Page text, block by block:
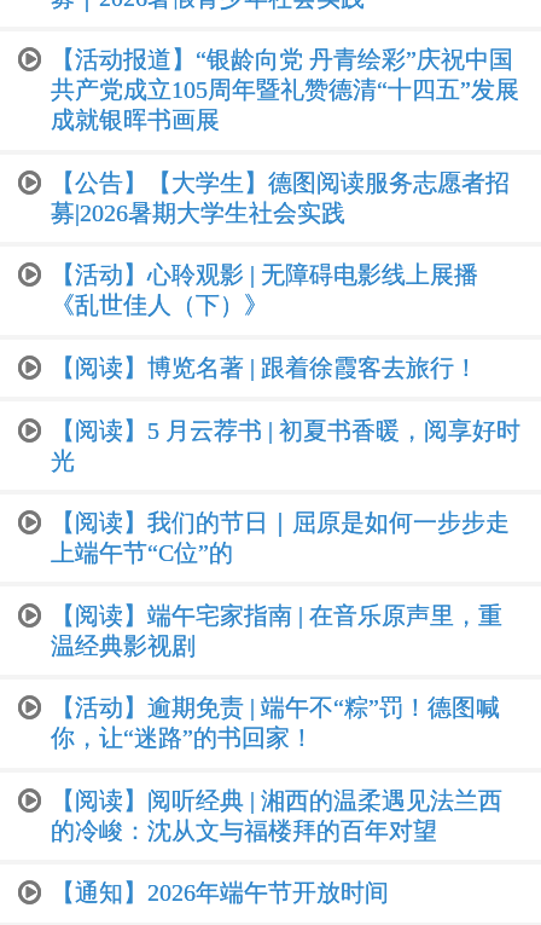
【活动报道】“银龄向党 丹青绘彩”庆祝中国
共产党成立105周年暨礼赞德清“十四五”发展
成就银晖书画展
【公告】【大学生】德图阅读服务志愿者招
募|2026暑期大学生社会实践
【活动】心聆观影 | 无障碍电影线上展播
《乱世佳人（下）》
【阅读】博览名著 | 跟着徐霞客去旅行！
【阅读】5 月云荐书 | 初夏书香暖，阅享好时
光
【阅读】我们的节日｜屈原是如何一步步走
上端午节“C位”的
【阅读】端午宅家指南 | 在音乐原声里，重
温经典影视剧
【活动】逾期免责 | 端午不“粽”罚！德图喊
你，让“迷路”的书回家！
【阅读】阅听经典 | 湘西的温柔遇见法兰西
的冷峻：沈从文与福楼拜的百年对望
【通知】2026年端午节开放时间